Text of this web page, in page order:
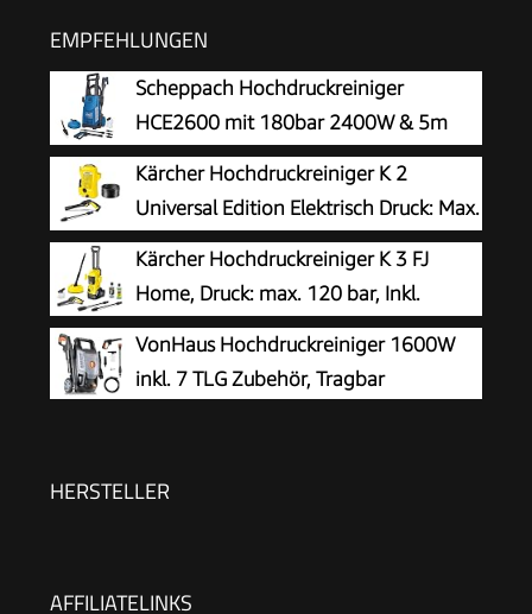
EMPFEHLUNGEN
Scheppach Hochdruckreiniger
HCE2600 mit 180bar 2400W & 5m
Hochdruckschlauch
Kärcher Hochdruckreiniger K 2
Universal Edition Elektrisch Druck: Max.
110 bar Fördermenge: 360 l/h
Flächenleistung: 20 m²/h Wasserfilter Gewicht:
38 kg Hochdruckschlauch und -Pistole
Dreckfräser
Kärcher Hochdruckreiniger K 3 FJ
Home, Druck: max. 120 bar, Inkl.
Schaumdüse für gut haftenden
Schaum und höchste Schmutzlösekraft &
HomeKit, gelb
VonHaus Hochdruckreiniger 1600W
inkl. 7 TLG Zubehör, Tragbar
HERSTELLER
AFFILIATELINKS